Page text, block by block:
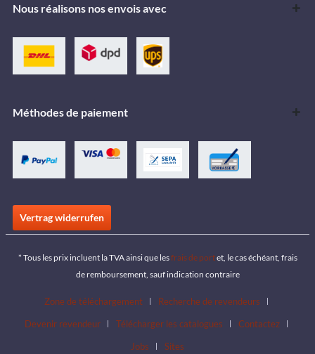
Nous réalisons nos envois avec
Méthodes de paiement
Vertrag widerrufen
* Tous les prix incluent la TVA ainsi que lesfrais de portet, le cas échéant, frais
de remboursement, sauf indication contraire
Zone de téléchargement
Recherche de revendeurs
Devenir revendeur
Télécharger les catalogues
Contactez
Jobs
Sites